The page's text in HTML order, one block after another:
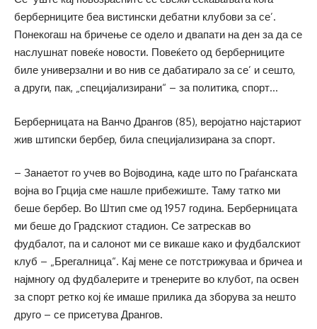
берберниците беа вистински дебатни клубови за се’.
Понекогаш на бричење се одело и двапати на ден за да се
наслушнат повеќе новости. Повеќето од берберниците
биле универзални и во нив се дабатирало за се’ и сешто,
а други, пак, „специјализирани“ – за политика, спорт…
Берберницата на Ванчо Дрангов (85), веројатно најстариот
жив штипски бербер, била специјализирана за спорт.
– Занаетот го учев во Војводина, каде што по Граѓанската
војна во Грција сме нашле прибежиште. Таму татко ми
беше бербер. Во Штип сме од 1957 година. Берберницата
ми беше до Градскиот стадион. Се затрескав во
фудбалот, па и салонот ми се викаше како и фудбалскиот
клуб – „Брегалница“. Кај мене се потстрижуваа и бричеа и
најмногу од фудбалерите и тренерите во клубот, па освен
за спорт ретко кој ќе имаше прилика да зборува за нешто
друго – се присетува Дрангов.